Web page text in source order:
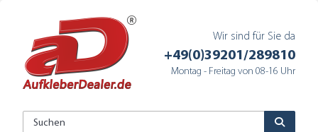
Wir sind für Sie da
+49(0)39201/289810
Montag - Freitag von 08-16 Uhr